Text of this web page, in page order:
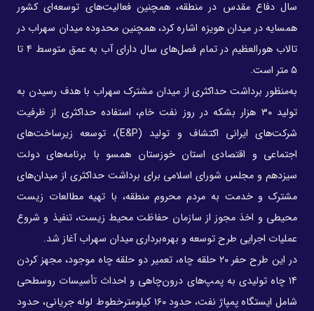
سال دفاع مقدس در منطقه، همچنین فعالیت‌های توسعه‌ای کشور
همسایه در میدان هویزه اشاره کرد، همچنین محدوده میدان سهراب در
تالاب هورالعظیم در تمام فصل‌های سال دارای آب به عمق متوسط ۴ تا
۵ متر است.
به‌منظور برداشت حداکثری از میدان مشترک سهراب با هدف رسیدن به
تولید ۳۰ هزار بشکه در روز نفت خام، استفاده حداکثری از ظرفیت
شرکت‌های ایرانی اکتشاف و تولید (E&P)، توسعه زیرساخت‌های
اجتماعی و اقتصادی استان خوزستان همسو با برنامه‌های دولت
سیزدهم و مجلس شورای اسلامی برای برداشت حداکثری از میدان‌های
مشترک و خدمت به مردم محروم منطقه، با تهیه مطالعات زیست
محیطی و اخذ مجوز از سازمان حفاظت محیط زیست، تنفیذ و شروع
عملیات اجرایی طرح توسعه و بهره‌برداری میدان سهراب آغاز شد.
در این طرح حفر ۲۰ حلقه چاه، تعمیر دو حلقه چاه موجود، مجهز کردن
۱۴ چاه تولیدی به پمپ‌های درون‌چاهی و احداث تأسیسات روسطحی
شامل ایستگاه پمپاژ نفت، حدود ۱۶۰ کیلومترخطوط لوله جریانی، حدود